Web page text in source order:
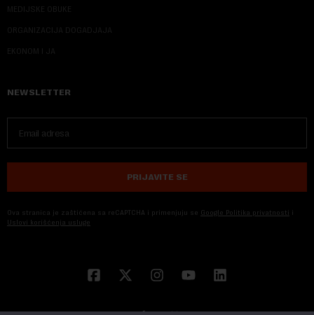
MEDIJSKE OBUKE
ORGANIZACIJA DOGADJAJA
EKONOM I JA
NEWSLETTER
PRIJAVITE SE
Ova stranica je zaštićena sa reCAPTCHA i primenjuju se Google Politika privatnosti i
Uslovi korišćenja usluge